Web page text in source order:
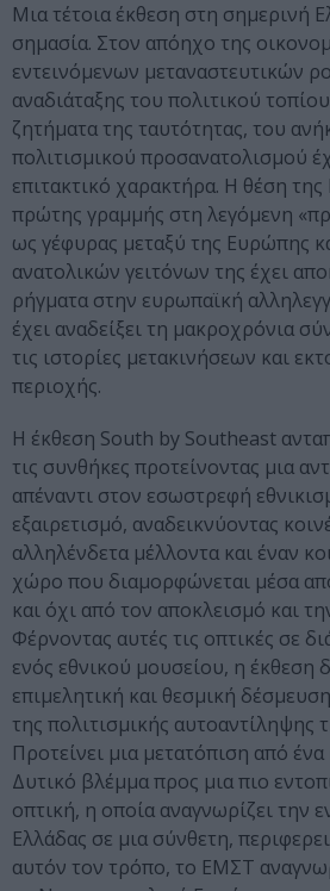
Μια τέτοια έκθεση στη σημερινή
σημασία. Στον απόηχο της
εντεινόμενων μεταναστευτικών
αναδιάταξης του πολιτικού
ζητήματα της ταυτότητας, του
πολιτισμικού προσανατολισμού
επιτακτικό χαρακτήρα. Η θέση
πρώτης γραμμής στη λεγόμενη
ως γέφυρας μεταξύ της Ευρώπης
ανατολικών γειτόνων της έχει
ρήγματα στην ευρωπαϊκή
έχει αναδείξει τη μακροχρόνια
τις ιστορίες μετακινήσεων και
περιοχής.
Η έκθεση South by Southeast
τις συνθήκες προτείνοντας μια
απέναντι στον εσωστρεφή
εξαιρετισμό, αναδεικνύοντας
αλληλένδετα μέλλοντα και έναν
χώρο που διαμορφώνεται μέσα
και όχι από τον αποκλεισμό και
Φέρνοντας αυτές τις οπτικές σε
ενός εθνικού μουσείου, η έκθεση
επιμελητική και θεσμική
της πολιτισμικής αυτοαντίληψης
Προτείνει μια μετατόπιση από
Δυτικό βλέμμα προς μια πιο
οπτική, η οποία αναγνωρίζει την
Ελλάδας σε μια σύνθετη,
αυτόν τον τρόπο, το EMΣT